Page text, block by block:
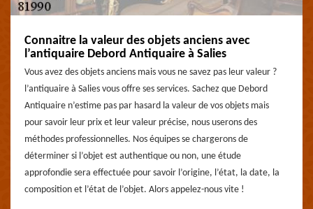
Connaitre la valeur des objets anciens avec
l’antiquaire Debord Antiquaire à Salies
Vous avez des objets anciens mais vous ne savez pas leur valeur ?
l’antiquaire à Salies vous offre ses services. Sachez que Debord
Antiquaire n’estime pas par hasard la valeur de vos objets mais
pour savoir leur prix et leur valeur précise, nous userons des
méthodes professionnelles. Nos équipes se chargerons de
déterminer si l’objet est authentique ou non, une étude
approfondie sera effectuée pour savoir l’origine, l’état, la date, la
composition et l’état de l’objet. Alors appelez-nous vite !